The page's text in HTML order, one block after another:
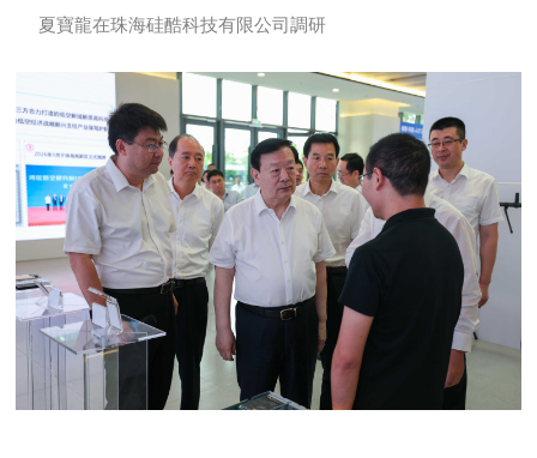
夏寶龍在珠海硅酷科技有限公司調研